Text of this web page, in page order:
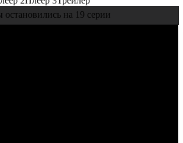
остановились на 19 серии